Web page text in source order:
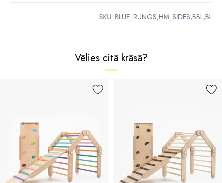
SKU: BLUE_RUNGS,HM_SIDES,BBL,BL
Vēlies citā krāsā?